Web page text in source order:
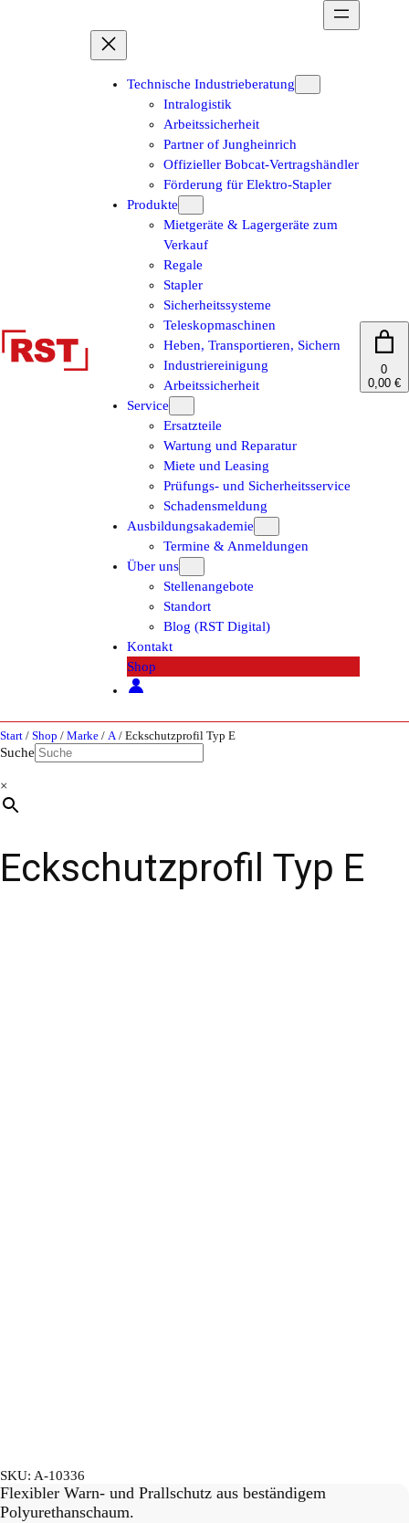
Technische Industrieberatung
Intralogistik
Arbeitssicherheit
Partner of Jungheinrich
Offizieller Bobcat-Vertragshändler
Förderung für Elektro-Stapler
Produkte
Mietgeräte & Lagergeräte zum
Verkauf
Regale
Stapler
Sicherheitssysteme
Teleskopmaschinen
Heben, Transportieren, Sichern
Industriereinigung
Arbeitssicherheit
Service
Ersatzteile
Wartung und Reparatur
Miete und Leasing
Prüfungs- und Sicherheitsservice
Schadensmeldung
Ausbildungsakademie
Termine & Anmeldungen
Über uns
Stellenangebote
Standort
Blog (RST Digital)
Kontakt
Shop
0
0,00 €
Start / Shop / Marke / A/ Eckschutzprofil Typ E
Suche
×
Eckschutzprofil Typ E
SKU: A-10336
Flexibler Warn- und Prallschutz aus beständigem
Polyurethanschaum.